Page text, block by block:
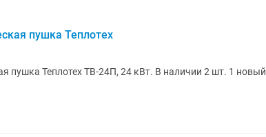
пушка Теплотех
пушка Теплотех ТВ-24П, 24 кВт. В наличии 2 шт. 1 новый